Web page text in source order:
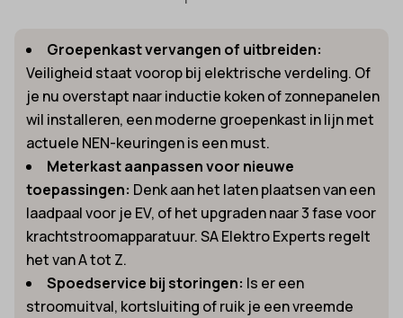
Groepenkast vervangen of uitbreiden:
Veiligheid staat voorop bij elektrische verdeling. Of
je nu overstapt naar inductie koken of zonnepanelen
wil installeren, een moderne groepenkast in lijn met
actuele NEN-keuringen is een must.
Meterkast aanpassen voor nieuwe
toepassingen: Denk aan het laten plaatsen van een
laadpaal voor je EV, of het upgraden naar 3 fase voor
krachtstroomapparatuur. SA Elektro Experts regelt
het van A tot Z.
Spoedservice bij storingen: Is er een
stroomuitval, kortsluiting of ruik je een vreemde